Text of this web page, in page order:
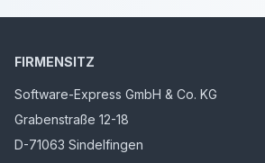
FIRMENSITZ
Software-Express GmbH & Co. KG
Grabenstraße 12-18
D-71063 Sindelfingen